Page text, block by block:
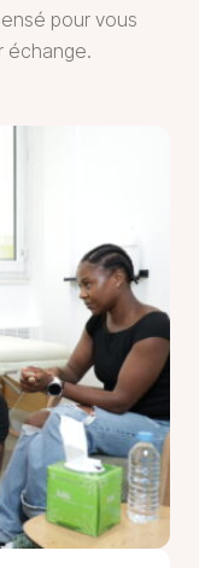
pour vous
échange.